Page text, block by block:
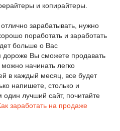
и копирайтеры.
зарабатывать, нужно
поработать и заработать
больше о Вас
дороже Вы сможете продавать
начинать легко
в каждый месяц, все будет
напишете, столько и
лучший сайт, почитайте
заработать на продаже